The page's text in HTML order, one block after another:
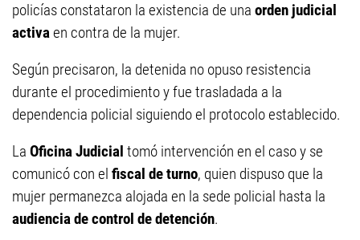
policías constataron la existencia de una orden judicial
activaen contra de la mujer.
Según precisaron, la detenida no opuso resistencia
durante el procedimiento y fue trasladada a la
dependencia policial siguiendo el protocolo establecido.
La Oficina Judicial tomó intervención en el caso y se
comunicó con el fiscal de turno, quien dispuso que la
mujer permanezca alojada en la sede policial hasta la
audiencia de control de detención.